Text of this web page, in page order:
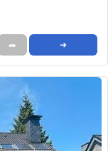
➦ ➜